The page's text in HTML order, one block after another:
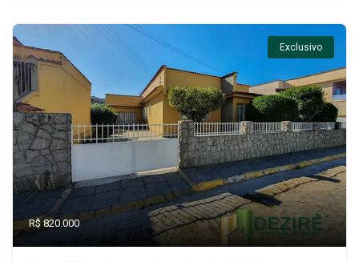
Exclusivo
R$ 820.000